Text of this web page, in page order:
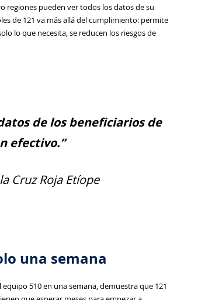
regiones pueden ver todos los datos de su
de 121 va más allá del cumplimiento: permite
lo que necesita, se reducen los riesgos de
de los beneficiarios de
efectivo.”
Cruz Roja Etíope
una semana
510 en una semana, demuestra que 121